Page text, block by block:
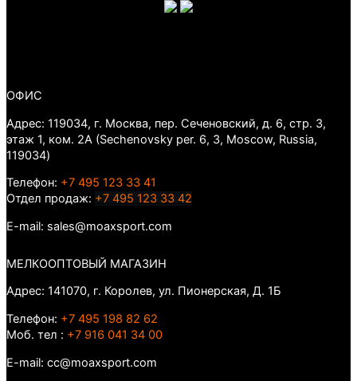
ОФИС
Адрес: 119034, г. Москва, пер. Сеченовский, д. 6, стр. 3,
этаж 1, ком. 2А (Sechenovsky per. 6, 3, Moscow, Russia,
119034)
Телефон: +7 495 123 33 41
Отдел продаж: +7 495 123 33 42
E-mail: sales@moaxsport.com
МЕЛКООПТОВЫЙ МАГАЗИН
Адрес: 141070, г. Королев, ул. Пионерская, Д. 1Б
Телефон: +7 495 198 82 62
Моб. тел : +7 916 041 34 00
E-mail: cc@moaxsport.com